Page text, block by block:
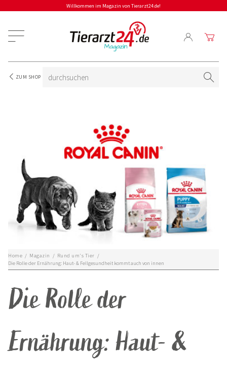
Willkommen im Magazin von Tierarzt24.de!
ZUM SHOP
Home / Magazin / Rund um's Tier /
Die Rolle der Ernährung: Haut- & Fellgesundheit kommt auch von innen
Die Rolle der
Ernährung: Haut- &